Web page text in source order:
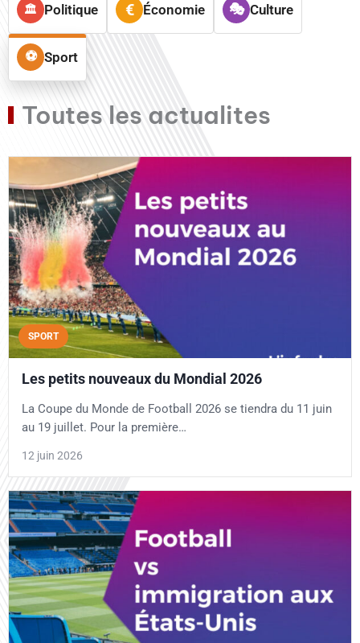
Politique Économie Culture
Sport
Toutes les actualites
SPORT
Les petits nouveaux du Mondial 2026
La Coupe du Monde de Football 2026 se tiendra du 11 juin
au 19 juillet. Pour la première…
12 juin 2026